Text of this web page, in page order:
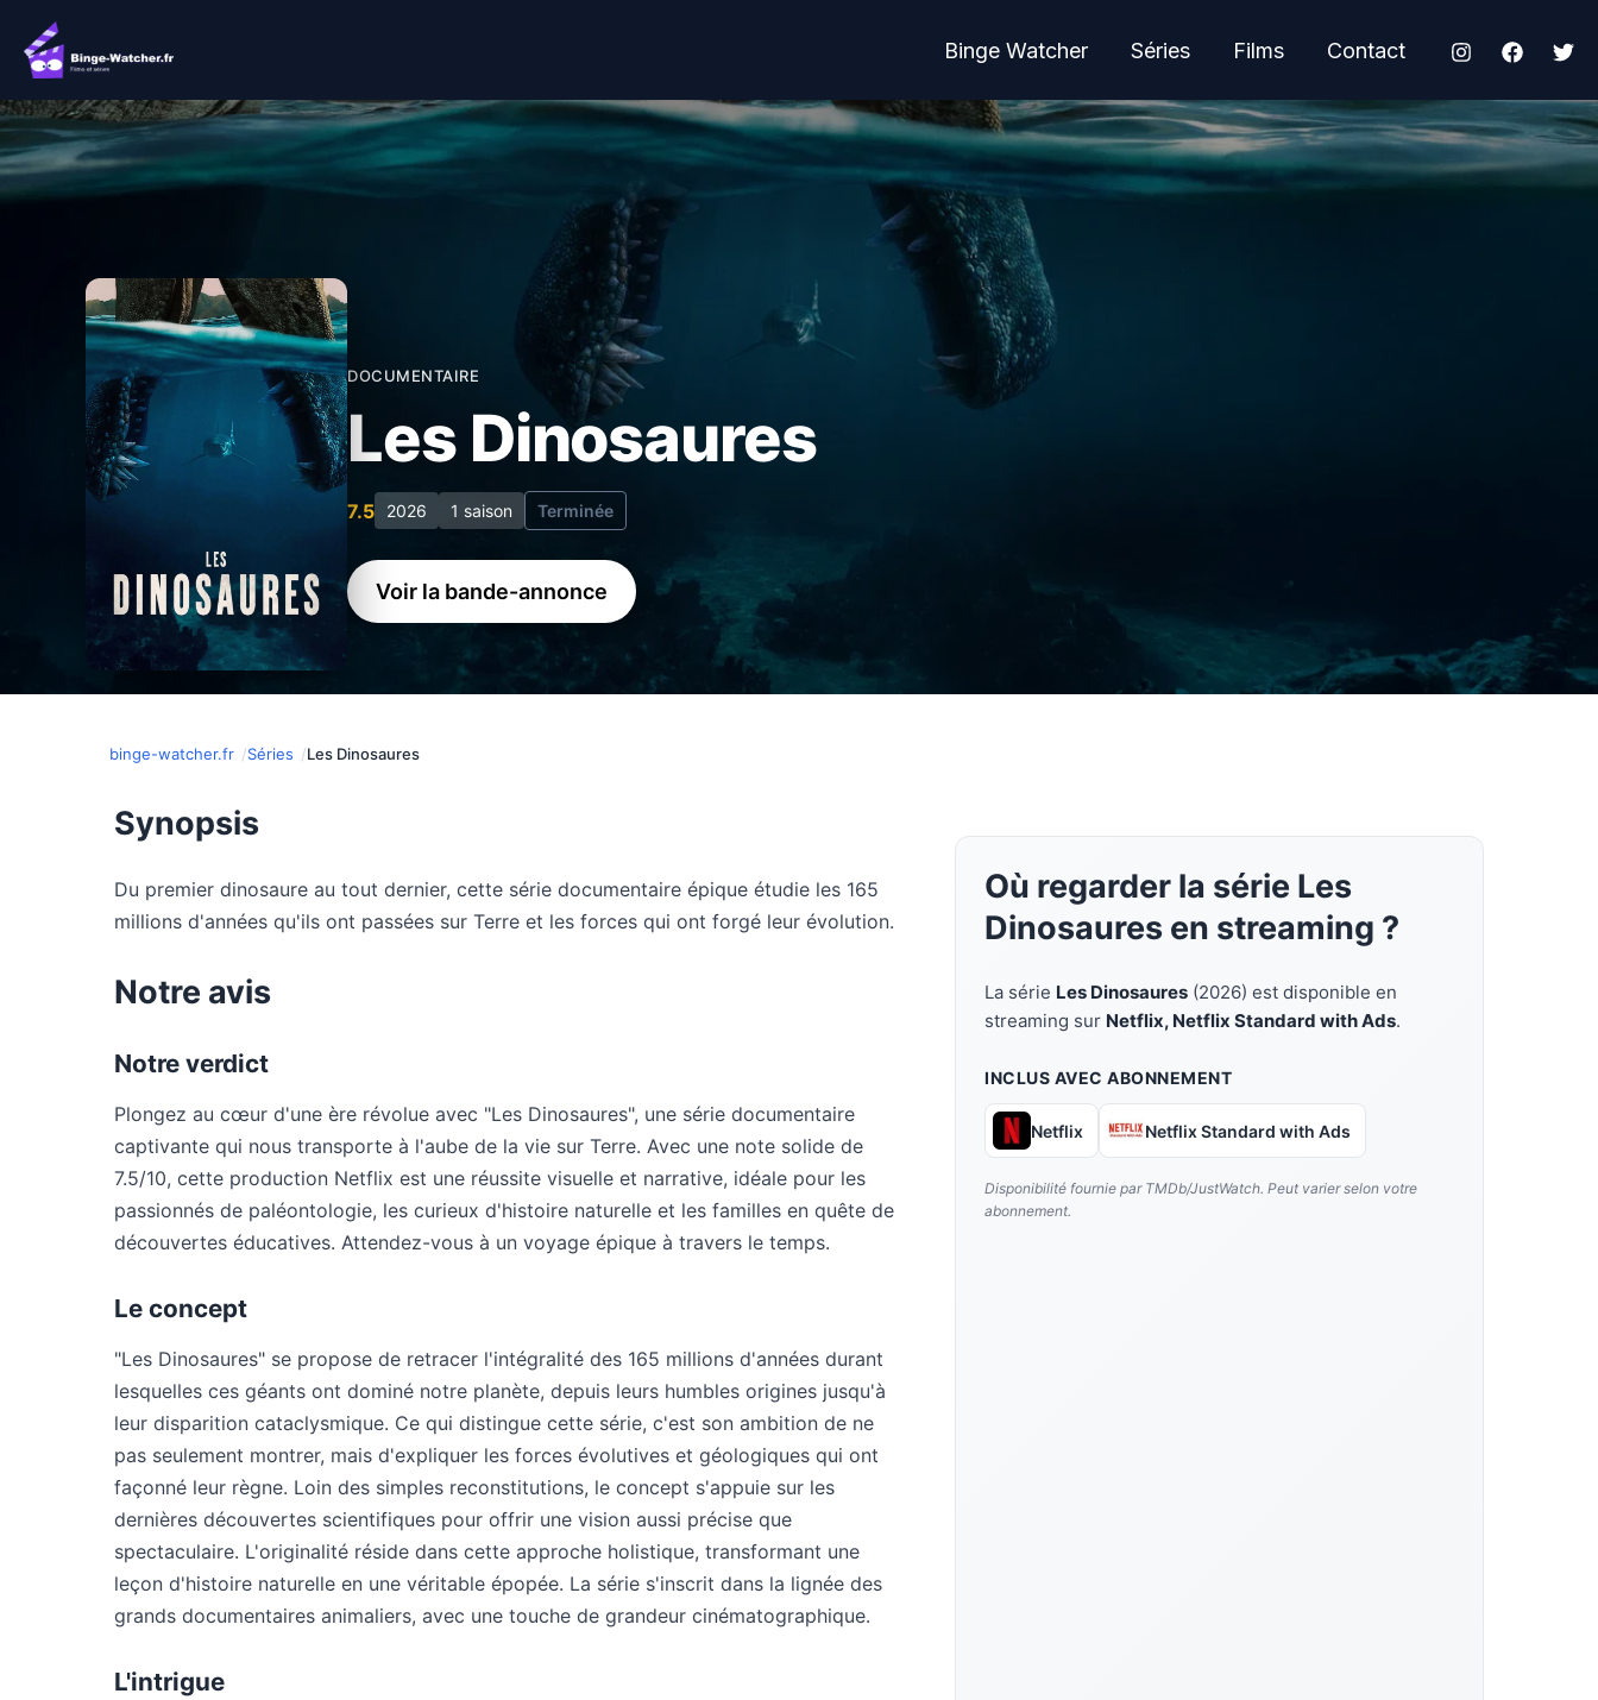
contenu
Binge Watcher Séries Films Contact
DOCUMENTAIRE
Les Dinosaures
7.5 2026 1 saison Terminée
Voir la bande-annonce
binge-watcher.fr Séries Les Dinosaures
Synopsis
Du premier dinosaure au tout dernier, cette série documentaire épique étudie les 165
millions d'années qu'ils ont passées sur Terre et les forces qui ont forgé leur évolution.
Notre avis
Notre verdict
Plongez au cœur d'une ère révolue avec "Les Dinosaures", une série documentaire
captivante qui nous transporte à l'aube de la vie sur Terre. Avec une note solide de
7.5/10, cette production Netflix est une réussite visuelle et narrative, idéale pour les
passionnés de paléontologie, les curieux d'histoire naturelle et les familles en quête de
découvertes éducatives. Attendez-vous à un voyage épique à travers le temps.
Le concept
"Les Dinosaures" se propose de retracer l'intégralité des 165 millions d'années durant
lesquelles ces géants ont dominé notre planète, depuis leurs humbles origines jusqu'à
leur disparition cataclysmique. Ce qui distingue cette série, c'est son ambition de ne
pas seulement montrer, mais d'expliquer les forces évolutives et géologiques qui ont
façonné leur règne. Loin des simples reconstitutions, le concept s'appuie sur les
dernières découvertes scientifiques pour offrir une vision aussi précise que
spectaculaire. L'originalité réside dans cette approche holistique, transformant une
leçon d'histoire naturelle en une véritable épopée. La série s'inscrit dans la lignée des
grands documentaires animaliers, avec une touche de grandeur cinématographique.
L'intrigue
Où regarder la série Les
Dinosaures en streaming ?
La série Les Dinosaures (2026) est disponible en
streaming sur Netflix, Netflix Standard with Ads.
INCLUS AVEC ABONNEMENT
Netflix Netflix Standard with Ads
Disponibilité fournie par TMDb/JustWatch. Peut varier selon votre
abonnement.